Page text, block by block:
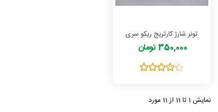
تونر شارژ کارتریج ریکو سری
Ricoh 204 مدل ناسو NASOO
وزن 150 گرمی
350,000 تومان
نمایش 1 تا 11 از 11 مورد